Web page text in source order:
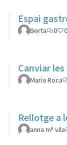
Espai
Berta 0 0
Canviar
Maria Roca
Rellotge a
anna mª vila